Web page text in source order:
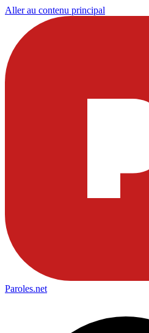
Aller au contenu principal
Paroles.net